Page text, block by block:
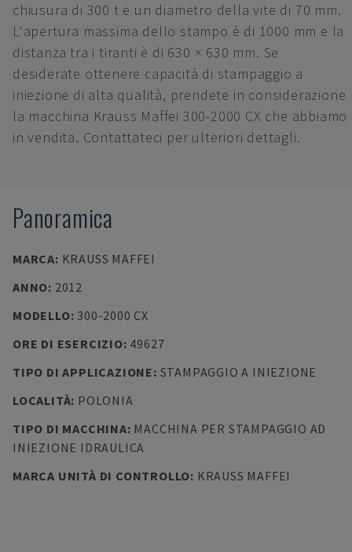
chiusura di 300 t e un diametro della vite di 70 mm.
L'apertura massima dello stampo è di 1000 mm e la
distanza tra i tiranti è di 630 × 630 mm. Se
desiderate ottenere capacità di stampaggio a
iniezione di alta qualità, prendete in considerazione
la macchina Krauss Maffei 300-2000 CX che abbiamo
in vendita. Contattateci per ulteriori dettagli.
Panoramica
MARCA: KRAUSS MAFFEI
ANNO: 2012
MODELLO: 300-2000 CX
ORE DI ESERCIZIO: 49627
TIPO DI APPLICAZIONE: STAMPAGGIO A INIEZIONE
LOCALITÀ: POLONIA
TIPO DI MACCHINA: MACCHINA PER STAMPAGGIO AD
INIEZIONE IDRAULICA
MARCA UNITÀ DI CONTROLLO: KRAUSS MAFFEI